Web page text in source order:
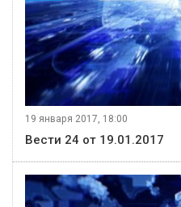
19 января 2017, 18:00
Вести 24 от 19.01.2017